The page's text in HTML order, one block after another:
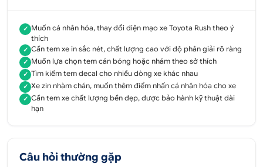
✓ Muốn cá nhân hóa, thay đổi diện mạo xe Toyota Rush theo ý
thích
✓ Cần tem xe in sắc nét, chất lượng cao với độ phân giải rõ ràng
✓ Muốn lựa chọn tem cán bóng hoặc nhám theo sở thích
✓ Tìm kiếm tem decal cho nhiều dòng xe khác nhau
✓ Xe zin nhàm chán, muốn thêm điểm nhấn cá nhân hóa cho xe
✓ Cần tem xe chất lượng bền đẹp, được bảo hành kỹ thuật dài
hạn
Câu hỏi thường gặp